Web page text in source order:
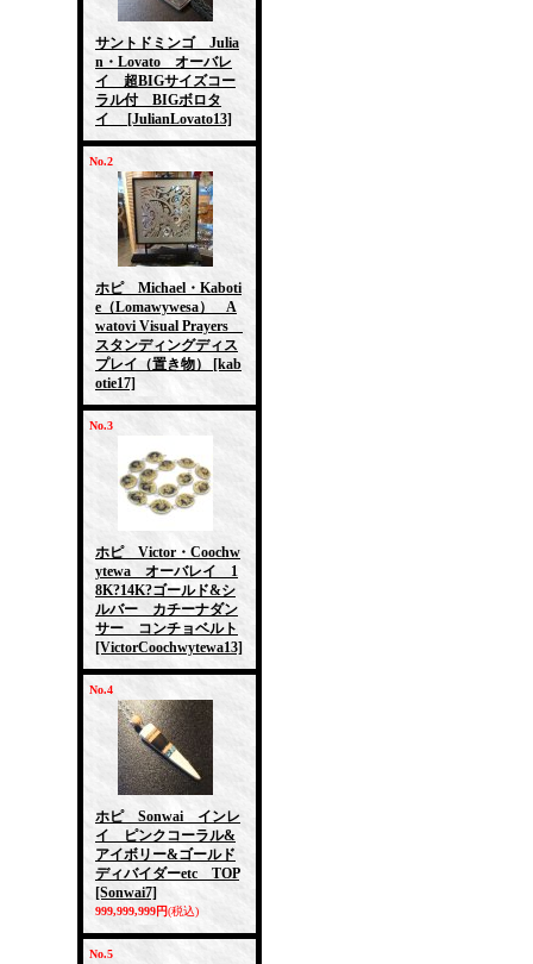
サントドミンゴ Julia
n・Lovato オーバレ
イ 超BIGサイズコー
ラル付 BIGボロタ
イ
[JulianLovato13]
No.2
ホピ Michael・Kaboti
e（Lomawywesa） A
watovi Visual Prayers
スタンディングディス
プレイ（置き物）
[kab
otie17]
No.3
ホピ Victor・Coochw
ytewa オーバレイ 1
8K?14K?ゴールド&シ
ルバー カチーナダン
サー コンチョベルト
[VictorCoochwytewa13]
No.4
ホピ Sonwai インレ
イ ピンクコーラル&
アイボリー&ゴールド
ディバイダーetc TOP
[Sonwai7]
999,999,999円(税込)
No.5